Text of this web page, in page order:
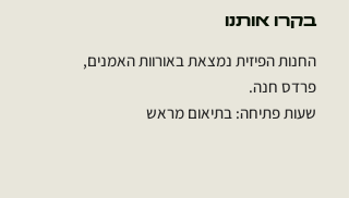
בקרו אותנו
החנות הפיזית נמצאת באורוות האמנים,
פרדס חנה.
שעות פתיחה: בתיאום מראש